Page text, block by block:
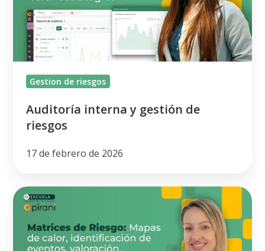
riesgos
Gestion de riesgos
Auditoría interna y gestión de
riesgos
17 de febrero de 2026
Matriz
de
Riesgos